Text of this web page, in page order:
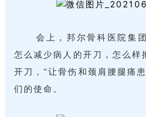
会上，邦尔骨科医院集
怎么减少病人的开刀，怎么样
开刀，“让骨伤和颈肩腰腿痛
们的使命。